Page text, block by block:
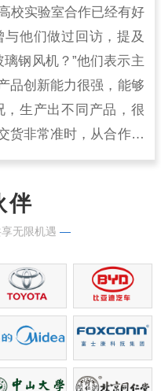
校实验室合作已经有好
他们做过回访，提及
钢风机？”他们表示主
品创新能力很强，能够
生产出不同产品，很
货非常准时，从合作开
时交货的情况，生产实
伴
无限机遇 —